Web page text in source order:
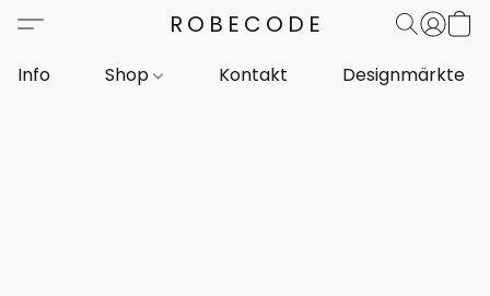
ROBECODE
Info Shop Kontakt Designmärkte